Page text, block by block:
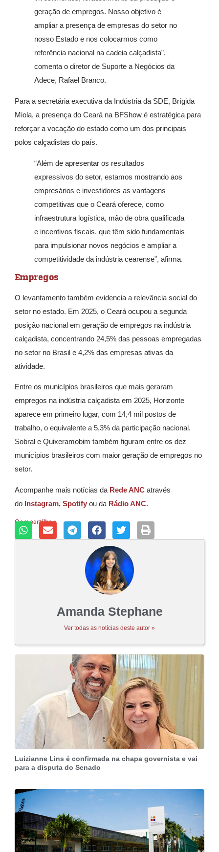
geração de empregos. Nosso objetivo é
ampliar a presença de empresas do setor no
nosso Estado e nos colocarmos como
referência nacional na cadeia calçadista”,
comenta o diretor de Suporte a Negócios da
Adece, Rafael Branco.
Para a secretária executiva da Indústria da SDE, Brígida
Miola, a presença do Ceará na BFShow é estratégica para
reforçar a vocação do estado como um dos principais
polos calçadistas do país.
“Além de apresentar os resultados
expressivos do setor, estamos mostrando aos
empresários e investidores as vantagens
competitivas que o Ceará oferece, como
infraestrutura logística, mão de obra qualificada
e incentivos fiscais, que têm sido fundamentais
para impulsionar novos negócios e ampliar a
competitividade da indústria cearense”, afirma.
Empregos
O levantamento também evidencia a relevância social do
setor no estado. Em 2025, o Ceará ocupou a segunda
posição nacional em geração de empregos na indústria
calçadista, concentrando 24,5% das pessoas empregadas
no setor no Brasil e 4,2% das empresas ativas da
atividade.
Entre os municípios brasileiros que mais geraram
empregos na indústria calçadista em 2025, Horizonte
aparece em primeiro lugar, com 14,4 mil postos de
trabalho, o equivalente a 5,3% da participação nacional.
Sobral e Quixeramobim também figuram entre os dez
municípios brasileiros com maior geração de empregos no
setor.
Acompanhe mais notícias da Rede ANC através
do Instagram, Spotify ou da Rádio ANC.
Compartilhar:
Amanda Stephane
Ver todas as notícias deste autor »
Luizianne Lins é confirmada na chapa governista e vai
para a disputa do Senado